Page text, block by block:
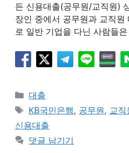
든 신용대출(공무원/교직원)
장인 중에서 공무원과 교직원
로 일반 기업을 다닌 사람들
카
테
리
대출
태
그
KB국민은행 , 공무원 , 교직
신용대출
댓글 남기기